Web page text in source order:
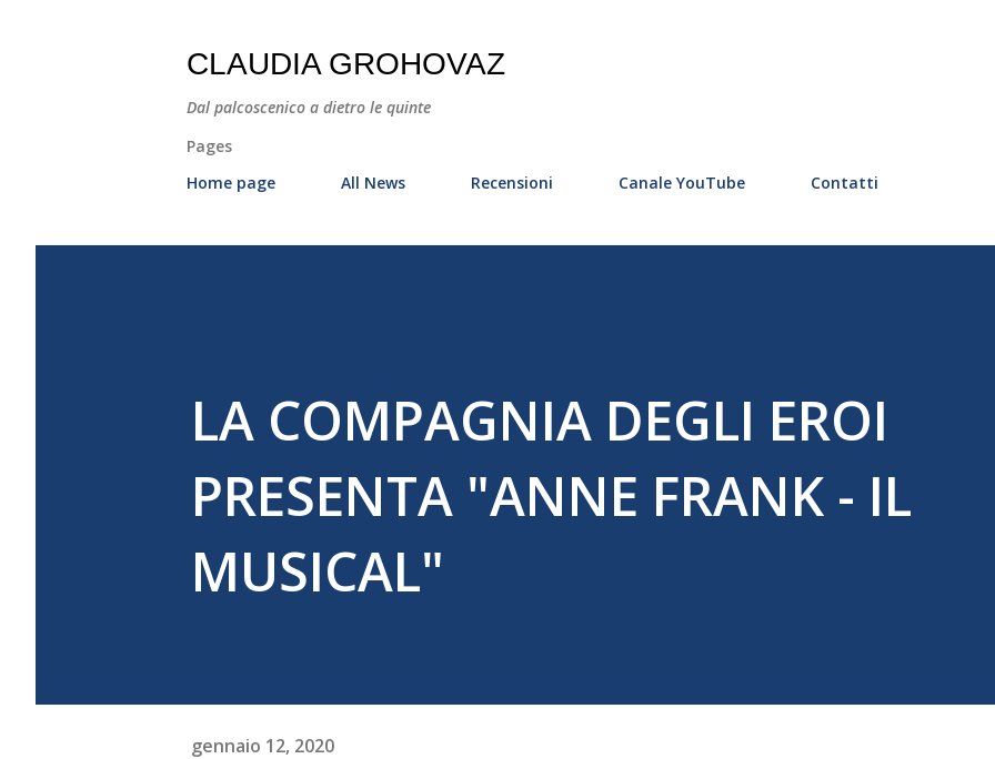
CLAUDIA GROHOVAZ
Dal palcoscenico a dietro le quinte
Pages
Home page
All News Recensioni Canale YouTube Contatti
LA COMPAGNIA DEGLI EROI
PRESENTA "ANNE FRANK - IL
MUSICAL"
gennaio 12, 2020